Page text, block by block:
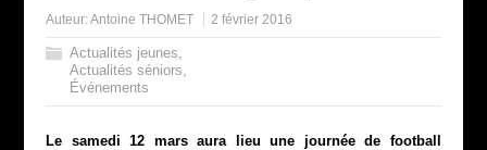
Auteur:Antoine THOMET 2 février 2016
Actualités jeunes,
Actualités séniors,
Événements
Le samedi 12 mars aura lieu une journée de football